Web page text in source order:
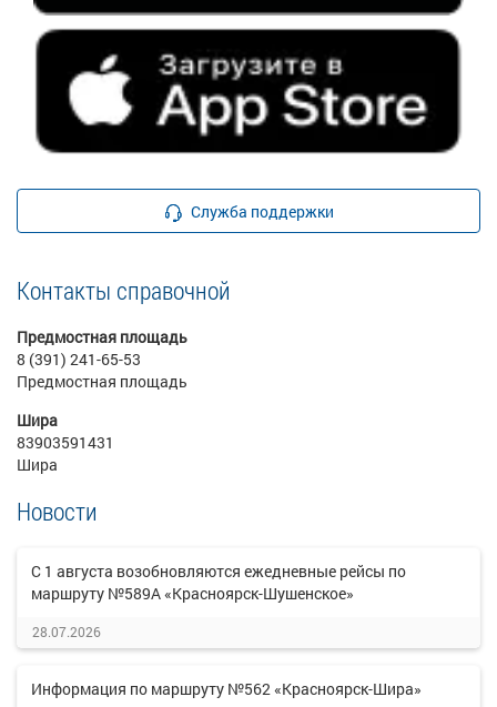
Служба поддержки
Контакты справочной
Предмостная площадь
8 (391) 241-65-53
Предмостная площадь
Шира
83903591431
Шира
Новости
С 1 августа возобновляются ежедневные рейсы по
маршруту №589А «Красноярск-Шушенское»
28.07.2026
Информация по маршруту №562 «Красноярск-Шира»